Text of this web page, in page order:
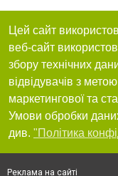
Цей сайт
веб-сайт
збору технічних
відвідувачів з
маркетингової та
Умови обробки
див. "Політика
Реклама на сайті